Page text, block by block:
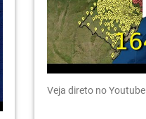
Veja direto no Youtube